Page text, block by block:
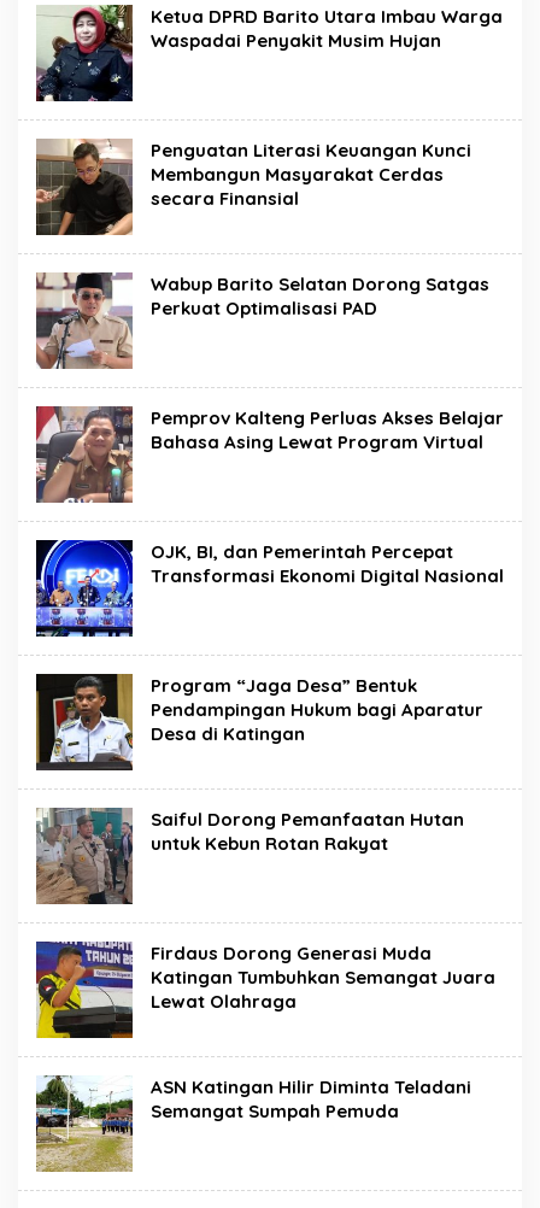
Ketua DPRD Barito Utara Imbau Warga
Waspadai Penyakit Musim Hujan
Penguatan Literasi Keuangan Kunci
Membangun Masyarakat Cerdas
secara Finansial
Wabup Barito Selatan Dorong Satgas
Perkuat Optimalisasi PAD
Pemprov Kalteng Perluas Akses Belajar
Bahasa Asing Lewat Program Virtual
OJK, BI, dan Pemerintah Percepat
Transformasi Ekonomi Digital Nasional
Program “Jaga Desa” Bentuk
Pendampingan Hukum bagi Aparatur
Desa di Katingan
Saiful Dorong Pemanfaatan Hutan
untuk Kebun Rotan Rakyat
Firdaus Dorong Generasi Muda
Katingan Tumbuhkan Semangat Juara
Lewat Olahraga
ASN Katingan Hilir Diminta Teladani
Semangat Sumpah Pemuda